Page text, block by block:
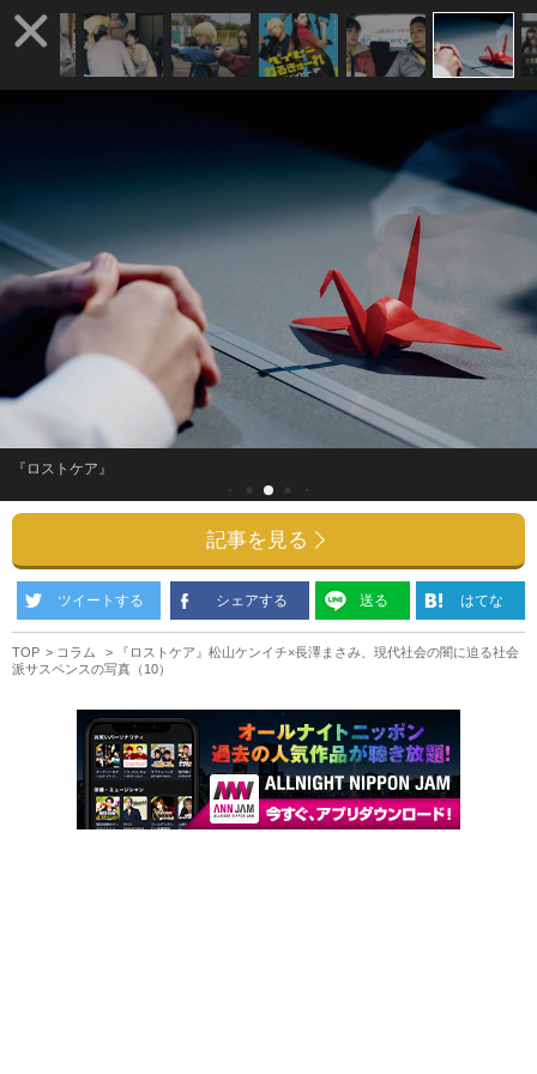
『ロストケア』
記事を見る
ツイートする シェアする 送る はてな
TOP コラム
『ロストケア』松山ケンイチ×長澤まさみ、現代社会の闇に迫る社会
派サスペンスの写真（10）